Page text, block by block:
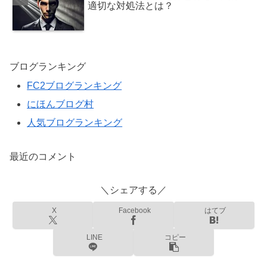
適切な対処法とは？
ブログランキング
FC2ブログランキング
にほんブログ村
人気ブログランキング
最近のコメント
＼シェアする／
X Facebook はてブ
LINE コピー